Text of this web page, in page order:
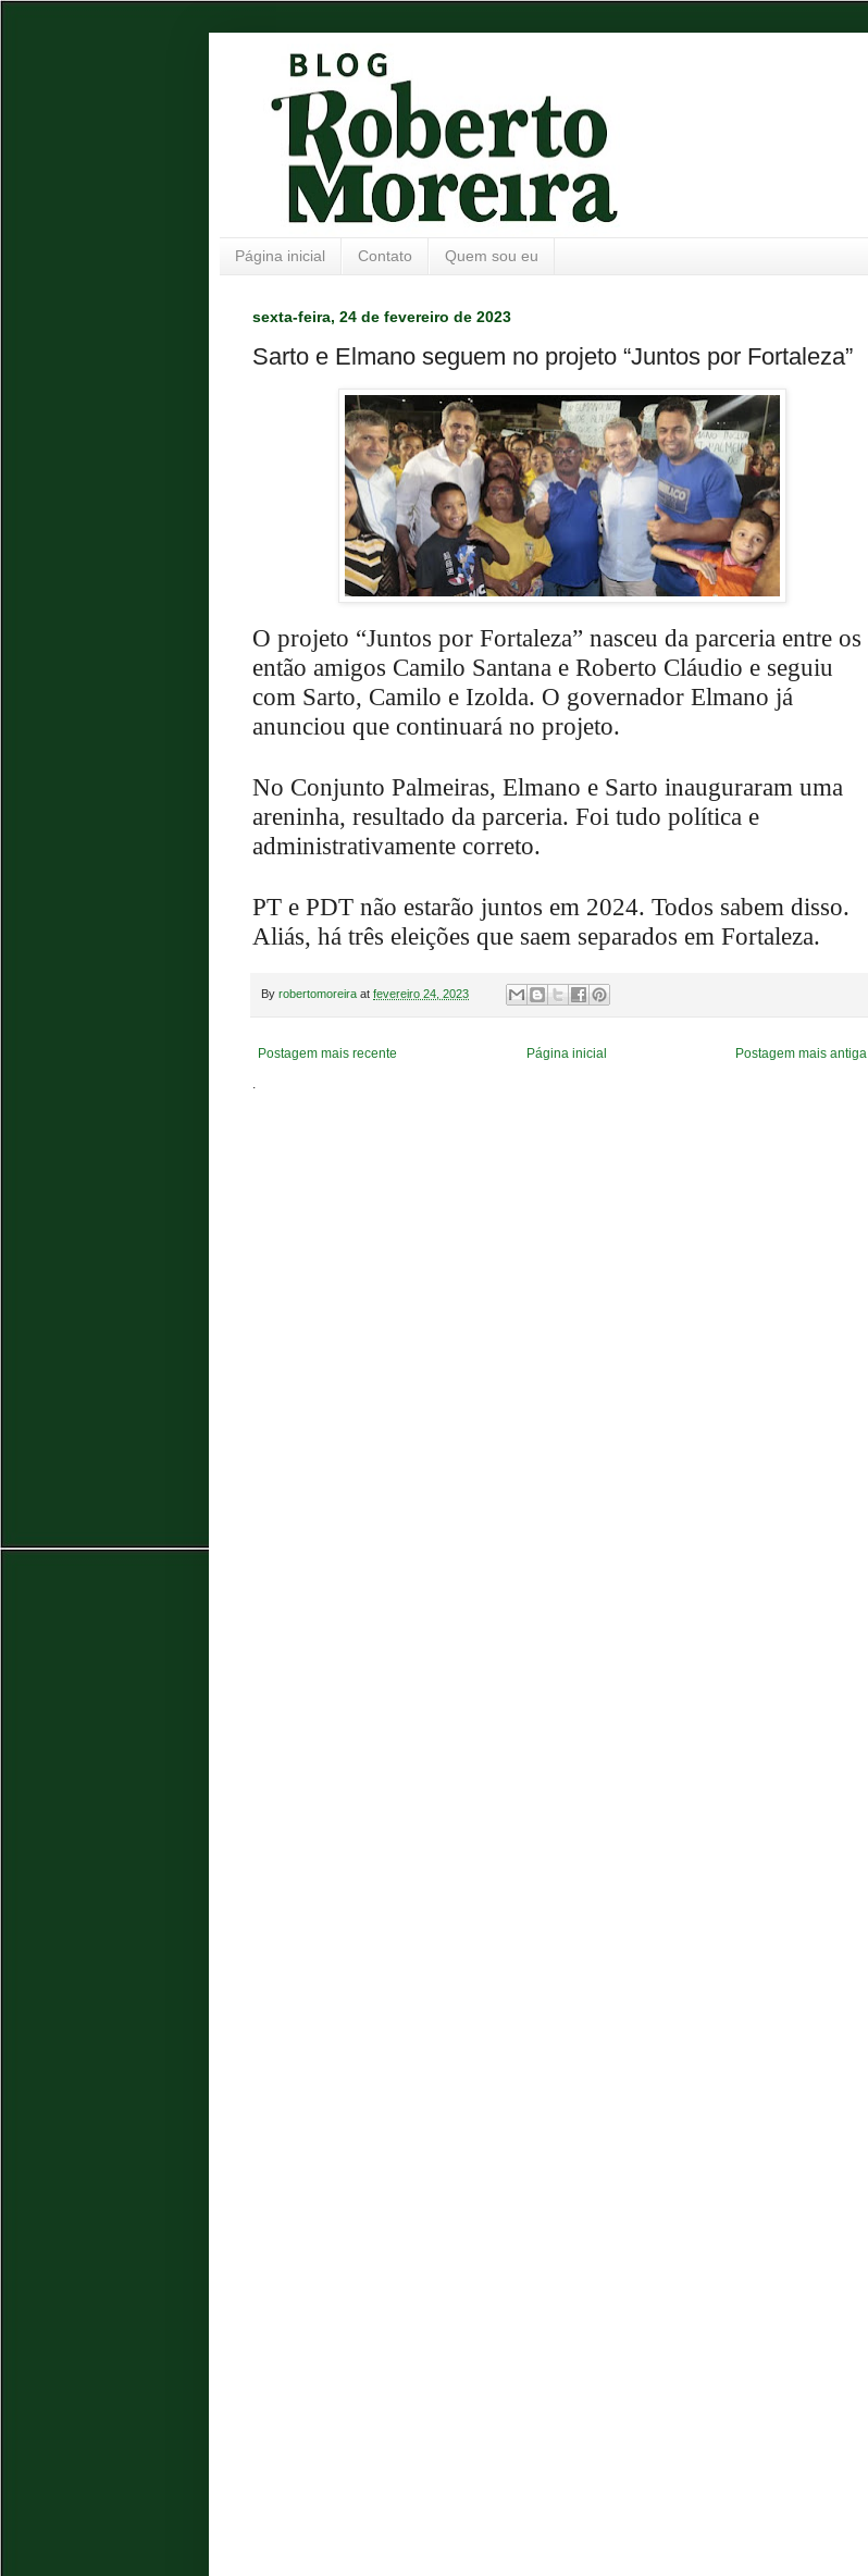
Página inicial Contato Quem sou eu
sexta-feira, 24 de fevereiro de 2023
Sarto e Elmano seguem no projeto “Juntos por Fortaleza”
O projeto “Juntos por Fortaleza” nasceu da parceria entre os
então amigos Camilo Santana e Roberto Cláudio e seguiu
com Sarto, Camilo e Izolda. O governador Elmano já
anunciou que continuará no projeto.
No Conjunto Palmeiras, Elmano e Sarto inauguraram uma
areninha, resultado da parceria. Foi tudo política e
administrativamente correto.
PT e PDT não estarão juntos em 2024. Todos sabem disso.
Aliás, há três eleições que saem separados em Fortaleza.
By robertomoreira at fevereiro 24, 2023
Postagem mais recente Postagem mais antiga
Página inicial
.